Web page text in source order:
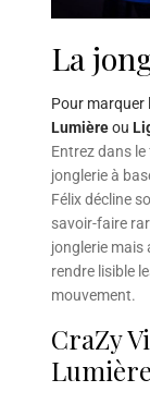
La
Pour marquer
Lumièreou
Entrez dans
jonglerie à
Félix décline
savoir-faire
jonglerie mais
rendre lisible
mouvement.
CraZy
Lumière